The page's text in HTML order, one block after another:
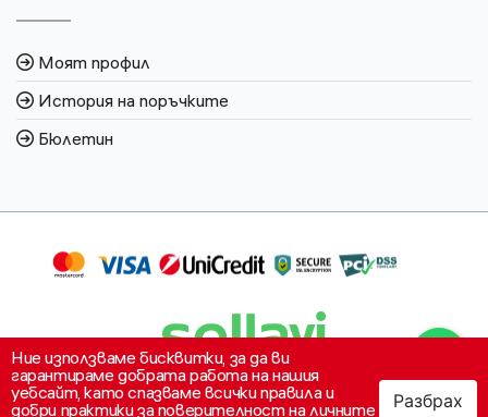
0
Ние използваме бисквитки, за да ви
гарантираме добрата работа на нашия
уебсайт, като спазваме всички правила и
добри практики за поверителност на личните
Разбрах
Моят профил
История на поръчките
Бюлетин